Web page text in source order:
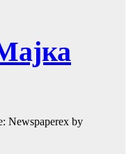
Newspaperex by